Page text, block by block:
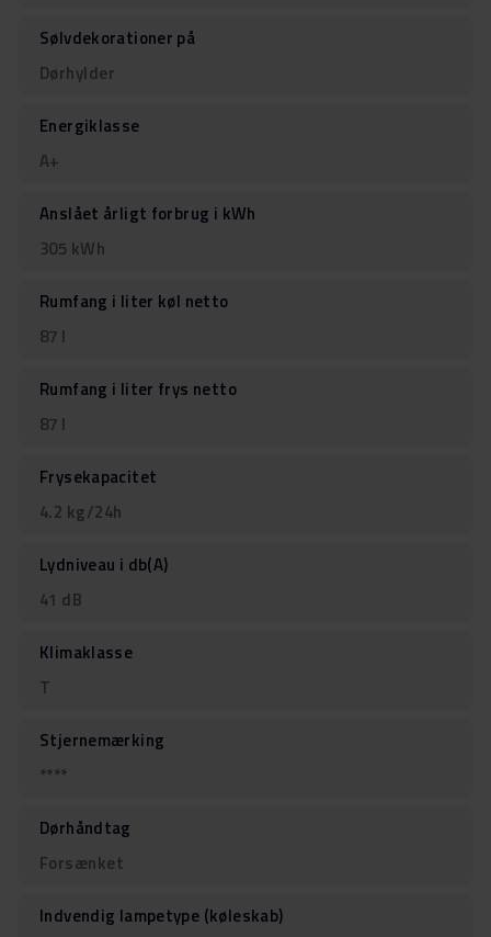
Sølvdekorationer på
Dørhylder
Energiklasse
A+
Anslået årligt forbrug i kWh
305 kWh
Rumfang i liter køl netto
87 l
Rumfang i liter frys netto
87 l
Frysekapacitet
4.2 kg/24h
Lydniveau i db(A)
41 dB
Klimaklasse
T
Stjernemærking
****
Dørhåndtag
Forsænket
Indvendig lampetype (køleskab)